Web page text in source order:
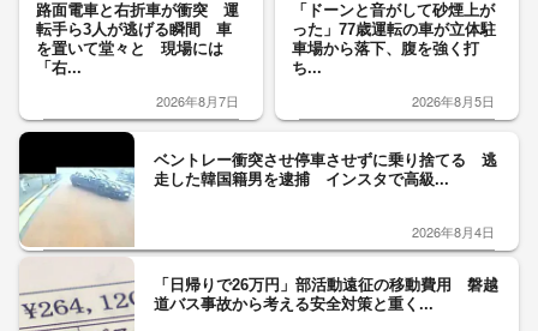
路面電車と右折車が衝突 運
転手ら3人が逃げる瞬間 車
を置いて堂々と 現場には
「右...
2026年8月7日
「ドーンと音がして砂煙上が
った」77歳運転の車が立体駐
車場から落下、腹を強く打
ち...
2026年8月5日
ベントレー衝突させ停車させずに乗り捨てる 逃
走した韓国籍男を逮捕 インスタで高級...
2026年8月4日
「日帰りで26万円」部活動遠征の移動費用 磐越
道バス事故から考える安全対策と重く...